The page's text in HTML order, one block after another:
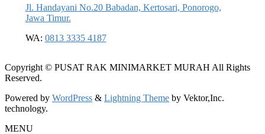
Jl. Handayani No.20 Babadan, Kertosari, Ponorogo,
Jawa Timur.
WA: 0813 3335 4187
Copyright © PUSAT RAK MINIMARKET MURAH All Rights
Reserved.
Powered by WordPress & Lightning Theme by Vektor,Inc.
technology.
MENU